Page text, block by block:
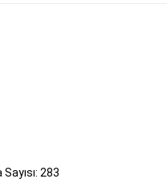
283